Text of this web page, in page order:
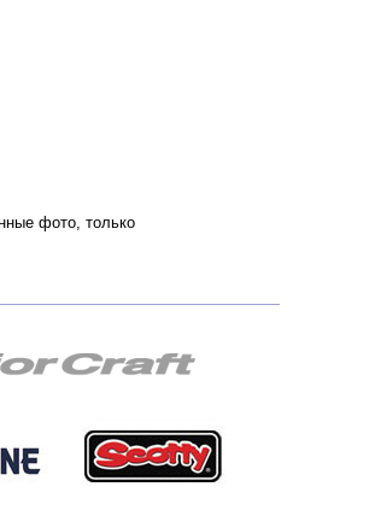
фото, только